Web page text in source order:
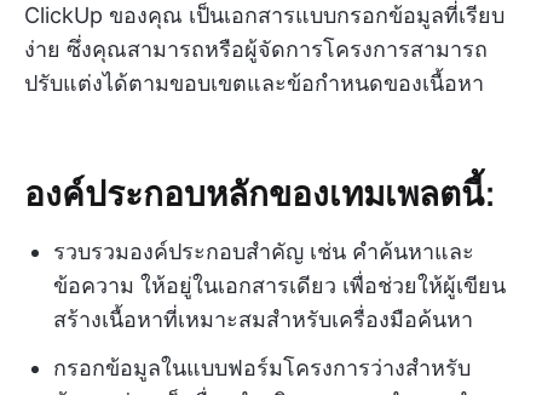
ClickUp ของคุณ เป็นเอกสารแบบกรอกข้อมูลที่เรียบ
ง่าย ซึ่งคุณสามารถหรือผู้จัดการโครงการสามารถ
ปรับแต่งได้ตามขอบเขตและข้อกำหนดของเนื้อหา
องค์ประกอบหลักของเทมเพลตนี้:
รวบรวมองค์ประกอบสำคัญ เช่น คำค้นหาและ
ข้อความ ให้อยู่ในเอกสารเดียว เพื่อช่วยให้ผู้เขียน
สร้างเนื้อหาที่เหมาะสมสำหรับเครื่องมือค้นหา
กรอกข้อมูลในแบบฟอร์มโครงการว่างสำหรับ